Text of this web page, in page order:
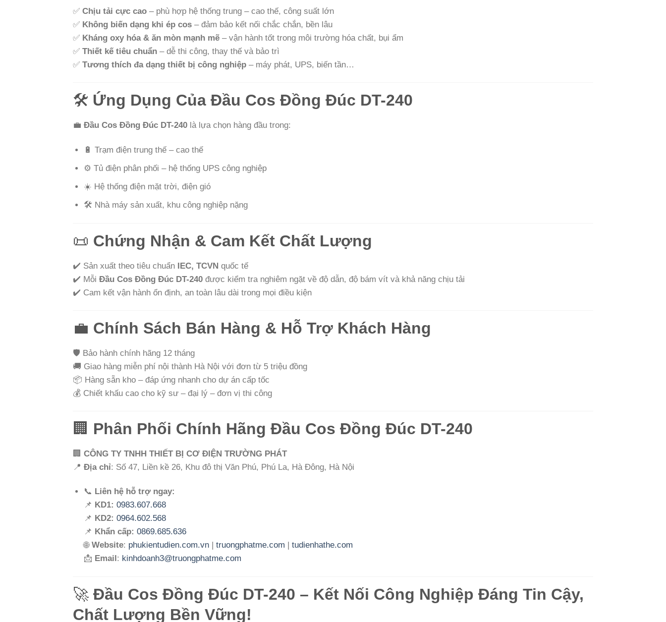
✅ Chịu tải cực cao – phù hợp hệ thống trung – cao thế, công suất lớn
✅ Không biến dạng khi ép cos – đảm bảo kết nối chắc chắn, bền lâu
✅ Kháng oxy hóa & ăn mòn mạnh mẽ – vận hành tốt trong môi trường hóa chất, bụi ẩm
✅ Thiết kế tiêu chuẩn – dễ thi công, thay thế và bảo trì
✅ Tương thích đa dạng thiết bị công nghiệp – máy phát, UPS, biến tần…
🛠️ Ứng Dụng Của Đầu Cos Đồng Đúc DT-240
💼 Đầu Cos Đồng Đúc DT-240 là lựa chọn hàng đầu trong:
🔋 Trạm điện trung thế – cao thế
⚙️ Tủ điện phân phối – hệ thống UPS công nghiệp
☀️ Hệ thống điện mặt trời, điện gió
🛠️ Nhà máy sản xuất, khu công nghiệp nặng
📜 Chứng Nhận & Cam Kết Chất Lượng
✔️ Sản xuất theo tiêu chuẩn IEC, TCVN quốc tế
✔️ Mỗi Đầu Cos Đồng Đúc DT-240 được kiểm tra nghiêm ngặt về độ dẫn, độ bám vít và khả năng chịu tải
✔️ Cam kết vận hành ổn định, an toàn lâu dài trong mọi điều kiện
💼 Chính Sách Bán Hàng & Hỗ Trợ Khách Hàng
🛡️ Bảo hành chính hãng 12 tháng
🚚 Giao hàng miễn phí nội thành Hà Nội với đơn từ 5 triệu đồng
📦 Hàng sẵn kho – đáp ứng nhanh cho dự án cấp tốc
💰 Chiết khấu cao cho kỹ sư – đại lý – đơn vị thi công
🏢 Phân Phối Chính Hãng Đầu Cos Đồng Đúc DT-240
🏢 CÔNG TY TNHH THIẾT BỊ CƠ ĐIỆN TRƯỜNG PHÁT
📍 Địa chỉ: Số 47, Liền kề 26, Khu đô thị Văn Phú, Phú La, Hà Đông, Hà Nội
📞 Liên hệ hỗ trợ ngay:
📌 KD1: 0983.607.668
📌 KD2: 0964.602.568
📌 Khẩn cấp: 0869.685.636
🌐Website: phukientudien.com.vn |truongphatme.com |tudienhathe.com
📩 Email : kinhdoanh3@truongphatme.com
🚀 Đầu Cos Đồng Đúc DT-240 – Kết Nối Công Nghiệp Đáng Tin Cậy,
Chất Lượng Bền Vững!